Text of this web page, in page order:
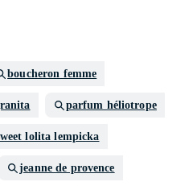
boucheron femme
parfum héliotrope
lolita lempicka
jeanne de provence